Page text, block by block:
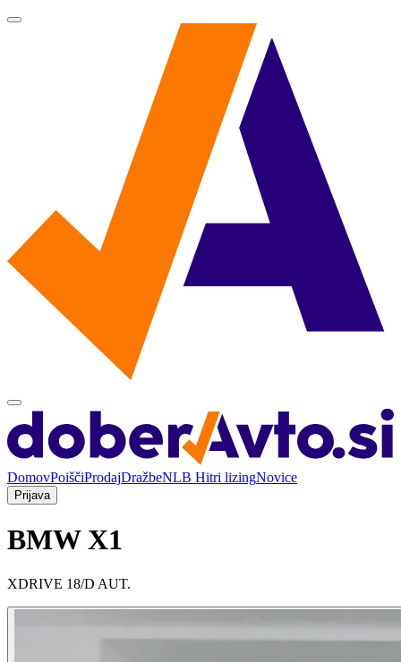
DomovPoiščiProdajDražbeNLB Hitri lizingNovice
Prijava
BMW X1
XDRIVE 18/D AUT.